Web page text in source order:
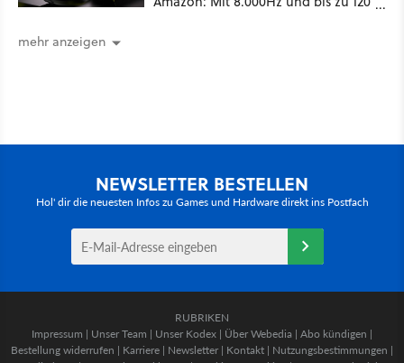
mehr anzeigen
NEWSLETTER BESTELLEN
Hol' dir die neuesten Infos zu Games und Hardware direkt ins Postfach
RUBRIKEN
Impressum | Unser Team | Unser Kodex | Über Webedia | Abo kündigen |
Bestellung widerrufen | Karriere | Newsletter | Kontakt | Nutzungsbestimmungen |